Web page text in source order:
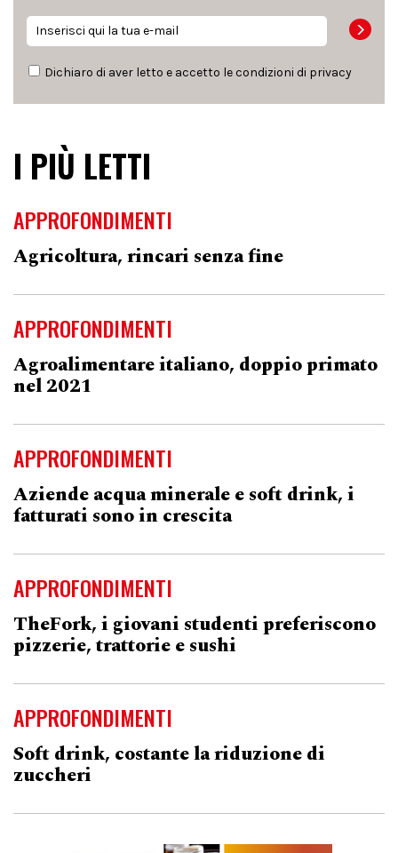
Dichiaro di aver letto e accetto le condizioni di privacy
I PIÙ LETTI
APPROFONDIMENTI
Agricoltura, rincari senza fine
APPROFONDIMENTI
Agroalimentare italiano, doppio primato
nel 2021
APPROFONDIMENTI
Aziende acqua minerale e soft drink, i
fatturati sono in crescita
APPROFONDIMENTI
TheFork, i giovani studenti preferiscono
pizzerie, trattorie e sushi
APPROFONDIMENTI
Soft drink, costante la riduzione di
zuccheri